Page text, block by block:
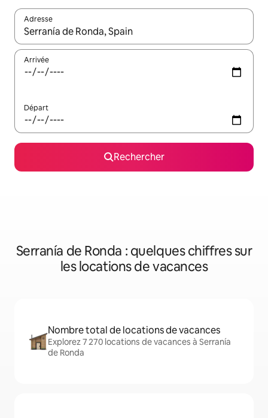
Adresse
Lorsque les résultats s'affichent, utilisez les flèches vers le
Arrivée
Départ
Rechercher
Serranía de Ronda : quelques chiffres sur
les locations de vacances
Nombre total de locations de vacances
Explorez 7 270 locations de vacances à Serranía
de Ronda